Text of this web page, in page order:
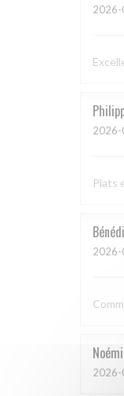
Plats